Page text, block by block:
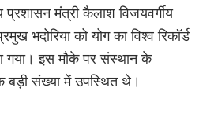
प्रशासन मंत्री कैलाश विजयवर्गीय
भदोरिया को योग का विश्व रिकॉर्ड
गया। इस मौके पर संस्थान के
बड़ी संख्या में उपस्थित थे।